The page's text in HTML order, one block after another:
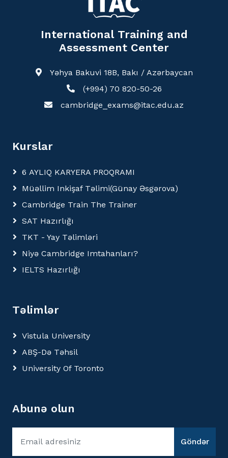
International Training and
Assessment Center
Yəhya Bakuvi 18B, Bakı / Azərbaycan
(+994) 70 820-50-26
cambridge_exams@itac.edu.az
Kurslar
6 AYLIQ KARYERA PROQRAMI
Müəllim Inkişaf Təlimi(Günay Əsgərova)
Cambridge Train The Trainer
SAT Hazırlığı
TKT - Yay Təlimləri
Niyə Cambridge Imtahanları?
IELTS Hazırlığı
Təlimlər
Vistula University
ABŞ-Də Təhsil
University Of Toronto
Abunə olun
Göndər